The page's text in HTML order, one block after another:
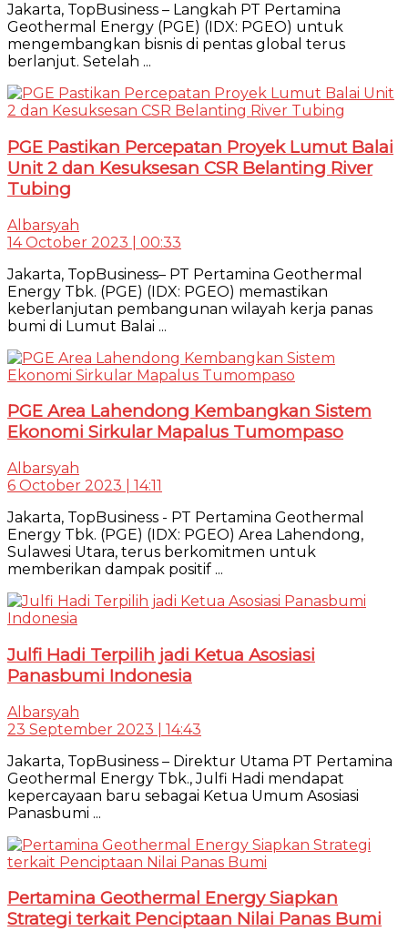
Jakarta, TopBusiness – Langkah PT Pertamina
Geothermal Energy (PGE) (IDX: PGEO) untuk
mengembangkan bisnis di pentas global terus
berlanjut. Setelah ...
PGE Pastikan Percepatan Proyek Lumut Balai
Unit 2 dan Kesuksesan CSR Belanting River
Tubing
Albarsyah
14 October 2023 | 00:33
Jakarta, TopBusiness– PT Pertamina Geothermal
Energy Tbk. (PGE) (IDX: PGEO) memastikan
keberlanjutan pembangunan wilayah kerja panas
bumi di Lumut Balai ...
PGE Area Lahendong Kembangkan Sistem
Ekonomi Sirkular Mapalus Tumompaso
Albarsyah
6 October 2023 | 14:11
Jakarta, TopBusiness - PT Pertamina Geothermal
Energy Tbk. (PGE) (IDX: PGEO) Area Lahendong,
Sulawesi Utara, terus berkomitmen untuk
memberikan dampak positif ...
Julfi Hadi Terpilih jadi Ketua Asosiasi
Panasbumi Indonesia
Albarsyah
23 September 2023 | 14:43
Jakarta, TopBusiness – Direktur Utama PT Pertamina
Geothermal Energy Tbk., Julfi Hadi mendapat
kepercayaan baru sebagai Ketua Umum Asosiasi
Panasbumi ...
Pertamina Geothermal Energy Siapkan
Strategi terkait Penciptaan Nilai Panas Bumi